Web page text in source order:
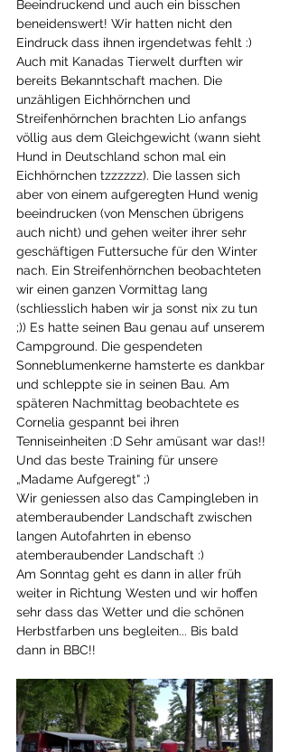
Beeindruckend und auch ein bisschen
beneidenswert! Wir hatten nicht den
Eindruck dass ihnen irgendetwas fehlt :)
Auch mit Kanadas Tierwelt durften wir
bereits Bekanntschaft machen. Die
unzähligen Eichhörnchen und
Streifenhörnchen brachten Lio anfangs
völlig aus dem Gleichgewicht (wann sieht
Hund in Deutschland schon mal ein
Eichhörnchen tzzzzzz). Die lassen sich
aber von einem aufgeregten Hund wenig
beeindrucken (von Menschen übrigens
auch nicht) und gehen weiter ihrer sehr
geschäftigen Futtersuche für den Winter
nach. Ein Streifenhörnchen beobachteten
wir einen ganzen Vormittag lang
(schliesslich haben wir ja sonst nix zu tun
;)) Es hatte seinen Bau genau auf unserem
Campground. Die gespendeten
Sonneblumenkerne hamsterte es dankbar
und schleppte sie in seinen Bau. Am
späteren Nachmittag beobachtete es
Cornelia gespannt bei ihren
Tenniseinheiten :D Sehr amüsant war das!!
Und das beste Training für unsere
„Madame Aufgeregt“ ;)
Wir geniessen also das Campingleben in
atemberaubender Landschaft zwischen
langen Autofahrten in ebenso
atemberaubender Landschaft :)
Am Sonntag geht es dann in aller früh
weiter in Richtung Westen und wir hoffen
sehr dass das Wetter und die schönen
Herbstfarben uns begleiten... Bis bald
dann in BBC!!